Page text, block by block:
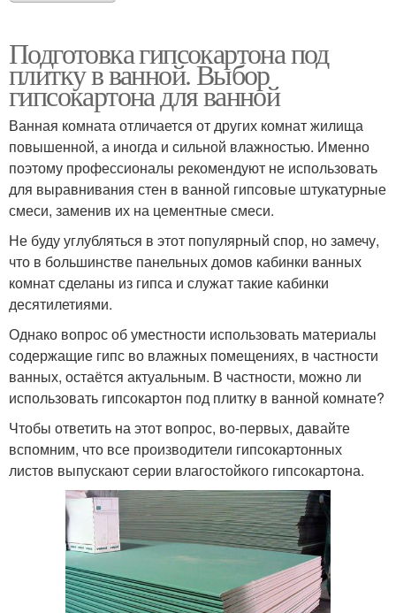
Подготовка гипсокартона под
плитку в ванной. Выбор
гипсокартона для ванной
Ванная комната отличается от других комнат жилища
повышенной, а иногда и сильной влажностью. Именно
поэтому профессионалы рекомендуют не использовать
для выравнивания стен в ванной гипсовые штукатурные
смеси, заменив их на цементные смеси.
Не буду углубляться в этот популярный спор, но замечу,
что в большинстве панельных домов кабинки ванных
комнат сделаны из гипса и служат такие кабинки
десятилетиями.
Однако вопрос об уместности использовать материалы
содержащие гипс во влажных помещениях, в частности
ванных, остаётся актуальным. В частности, можно ли
использовать гипсокартон под плитку в ванной комнате?
Чтобы ответить на этот вопрос, во-первых, давайте
вспомним, что все производители гипсокартонных
листов выпускают серии влагостойкого гипсокартона.